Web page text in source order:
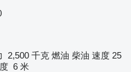
2,500 千克 燃油 柴油 速度 25
6 米